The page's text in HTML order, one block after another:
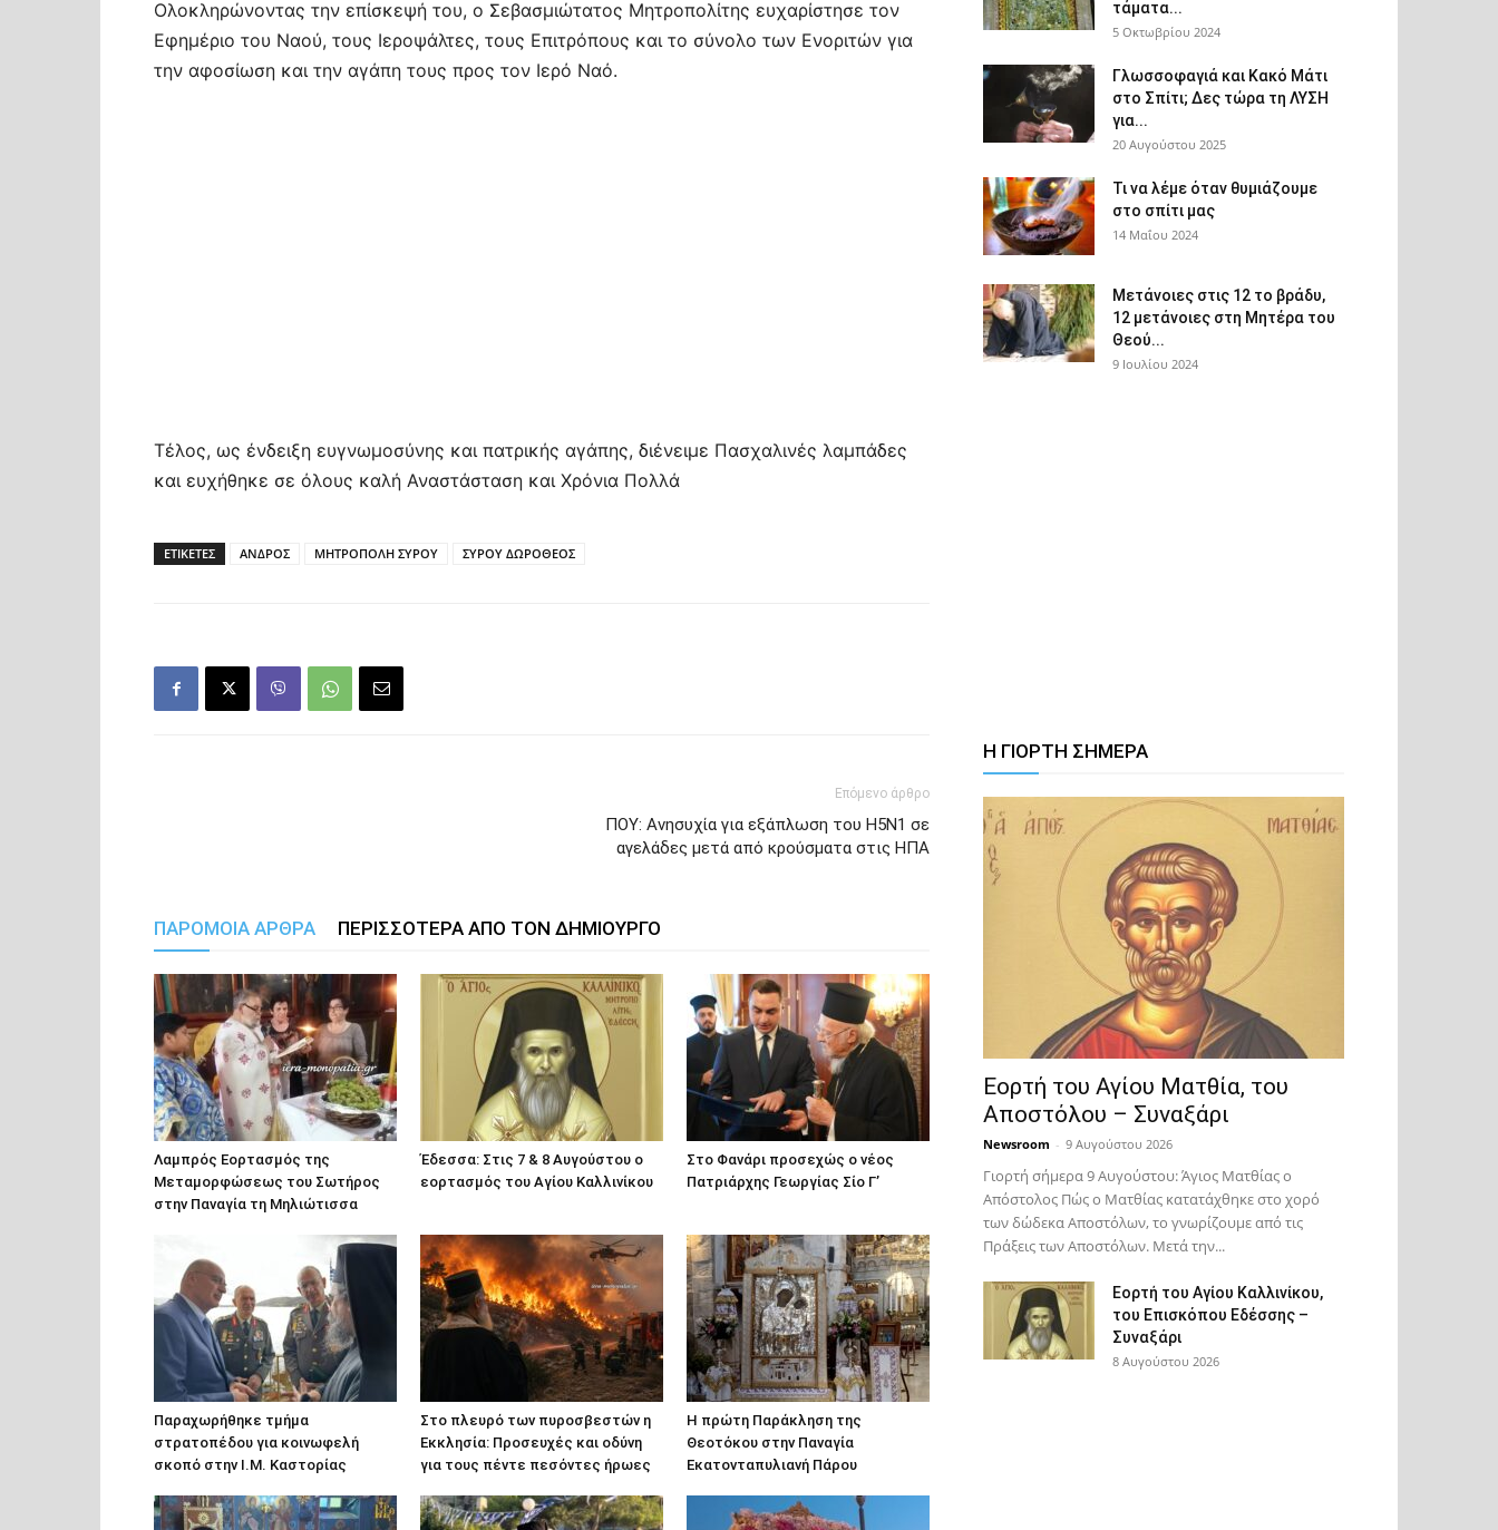
Ολοκληρώνοντας την επίσκεψή του, ο Σεβασμιώτατος Μητροπολίτης ευχαρίστησε τον
Εφημέριο του Ναού, τους Ιεροψάλτες, τους Επιτρόπους και το σύνολο των Ενοριτών για
την αφοσίωση και την αγάπη τους προς τον Ιερό Ναό.
Τέλος, ως ένδειξη ευγνωμοσύνης και πατρικής αγάπης, διένειμε Πασχαλινές λαμπάδες
και ευχήθηκε σε όλους καλή Αναστάσταση και Χρόνια Πολλά
ΕΤΙΚΕΤΕΣ ΑΝΔΡΟΣ ΜΗΤΡΟΠΟΛΗ ΣΥΡΟΥ ΣΥΡΟΥ ΔΩΡΟΘΕΟΣ
Επόμενο άρθρο
ΠΟΥ: Ανησυχία για εξάπλωση του H5N1 σε
αγελάδες μετά από κρούσματα στις ΗΠΑ
ΠΑΡΟΜΟΙΑ ΑΡΘΡΑ ΠΕΡΙΣΣΟΤΕΡΑ ΑΠΟ ΤΟΝ ΔΗΜΙΟΥΡΓΟ
Λαμπρός Εορτασμός της
Μεταμορφώσεως του Σωτήρος
στην Παναγία τη Μηλιώτισσα
Έδεσσα: Στις 7 & 8 Αυγούστου ο
εορτασμός του Αγίου Καλλινίκου
Στο Φανάρι προσεχώς ο νέος
Πατριάρχης Γεωργίας Σίο Γ’
Παραχωρήθηκε τμήμα
στρατοπέδου για κοινωφελή
σκοπό στην Ι.Μ. Καστορίας
Στο πλευρό των πυροσβεστών η
Εκκλησία: Προσευχές και οδύνη
για τους πέντε πεσόντες ήρωες
Η πρώτη Παράκληση της
Θεοτόκου στην Παναγία
Εκατονταπυλιανή Πάρου
τάματα...
5 Οκτωβρίου 2024
Γλωσσοφαγιά και Κακό Μάτι
στο Σπίτι; Δες τώρα τη ΛΥΣΗ
για...
20 Αυγούστου 2025
Τι να λέμε όταν θυμιάζουμε
στο σπίτι μας
14 Μαΐου 2024
Μετάνοιες στις 12 το βράδυ,
12 μετάνοιες στη Μητέρα του
Θεού...
9 Ιουλίου 2024
Η ΓΙΟΡΤΗ ΣΗΜΕΡΑ
Εορτή του Αγίου Ματθία, του
Αποστόλου – Συναξάρι
Newsroom - 9 Αυγούστου 2026
Γιορτή σήμερα 9 Αυγούστου: Άγιος Ματθίας ο
Απόστολος Πώς ο Ματθίας κατατάχθηκε στο χορό
των δώδεκα Αποστόλων, το γνωρίζουμε από τις
Πράξεις των Αποστόλων. Μετά την...
Εορτή του Αγίου Καλλινίκου,
του Επισκόπου Εδέσσης –
Συναξάρι
8 Αυγούστου 2026